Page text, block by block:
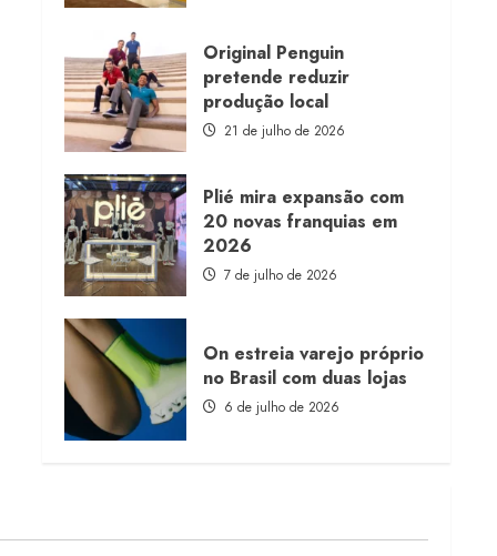
Original Penguin
pretende reduzir
produção local
21 de julho de 2026
Plié mira expansão com
20 novas franquias em
2026
7 de julho de 2026
On estreia varejo próprio
no Brasil com duas lojas
6 de julho de 2026